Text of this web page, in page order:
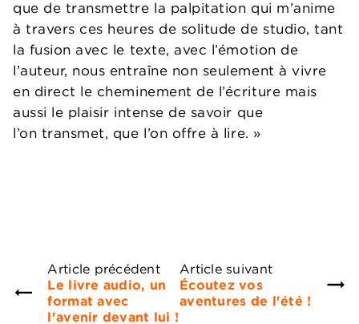
que de transmettre la palpitation qui m’anime
à travers ces heures de solitude de studio, tant
la fusion avec le texte, avec l’émotion de
l’auteur, nous entraîne non seulement à vivre
en direct le cheminement de l’écriture mais
aussi le plaisir intense de savoir que
l’on transmet, que l’on offre à lire. »
Article précédent
Le livre audio, un
format avec
l'avenir devant lui !
Article suivant
Écoutez vos
aventures de l'été !